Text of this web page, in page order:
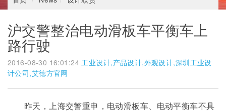
沪交警整治电动滑板车平衡车上
路行驶
2016-08-30 16:01:24 工业设计,产品设计,外观设计,深圳工业设
计公司,艾德方官网
昨天，上海交警重申，电动滑板车、电动平衡车不具